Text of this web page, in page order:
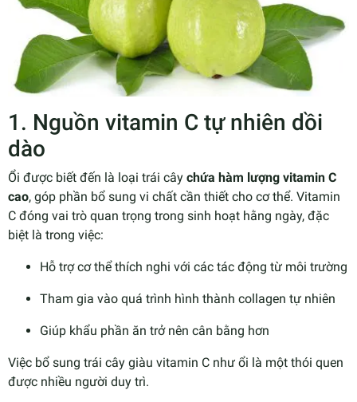
1. Nguồn vitamin C tự nhiên dồi
dào
Ổi được biết đến là loại trái cây chứa hàm lượng vitamin C
cao, góp phần bổ sung vi chất cần thiết cho cơ thể. Vitamin
C đóng vai trò quan trọng trong sinh hoạt hằng ngày, đặc
biệt là trong việc:
Hỗ trợ cơ thể thích nghi với các tác động từ môi trường
Tham gia vào quá trình hình thành collagen tự nhiên
Giúp khẩu phần ăn trở nên cân bằng hơn
Việc bổ sung trái cây giàu vitamin C như ổi là một thói quen
được nhiều người duy trì.